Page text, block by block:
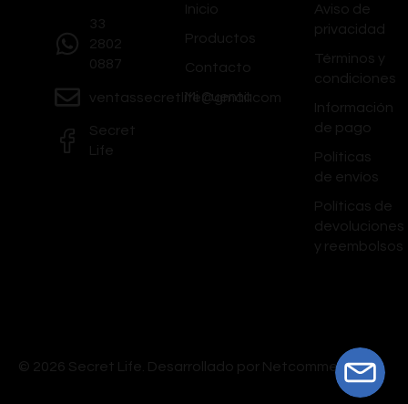
33
2802
0887
ventassecretlife@gmail.com
Secret
Life
Inicio
Productos
Contacto
Mi Cuenta
Aviso de
privacidad
Términos y
condiciones
Información
de pago
Políticas
de envíos
Políticas de
devoluciones
y reembolsos
© 2026 Secret Life. Desarrollado por Netcommerce